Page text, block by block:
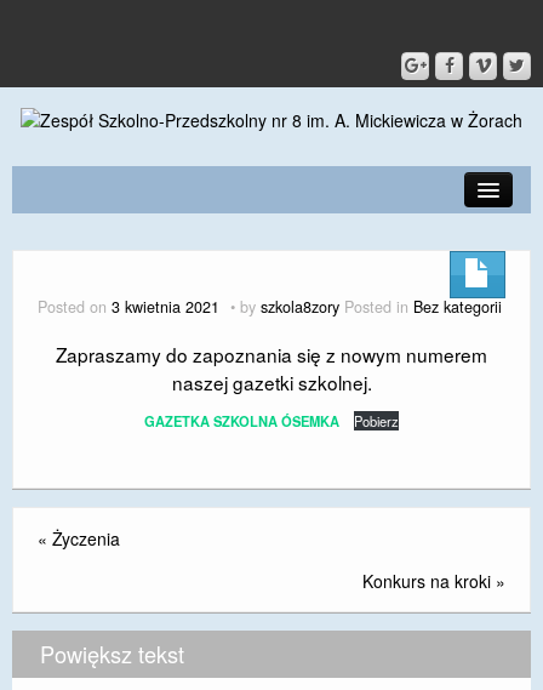
DLA RODZICÓW I UCZNIÓW
DLA PRACOWNIKÓW
SPORT
POLITYKA PRYWATNOŚCI
RODO
Posted on 3 kwietnia 2021 by szkola8zory Posted in Bez kategorii
Zapraszamy do zapoznania się z nowym numerem
naszej gazetki szkolnej.
GAZETKA SZKOLNA ÓSEMKA Pobierz
« Życzenia
Konkurs na kroki »
Powiększ tekst